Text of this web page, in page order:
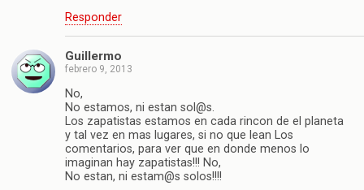
Responder
Guillermo
febrero 9, 2013
No,
No estamos, ni estan sol@s.
Los zapatistas estamos en cada rincon de el planeta
y tal vez en mas lugares, si no que lean Los
comentarios, para ver que en donde menos lo
imaginan hay zapatistas!!! No,
No estan, ni estam@s solos!!!!